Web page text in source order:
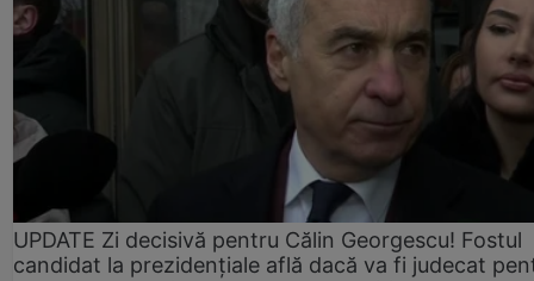
UPDATE Zi decisivă pentru Călin Georgescu! Fostul
candidat la prezidențiale află dacă va fi judecat